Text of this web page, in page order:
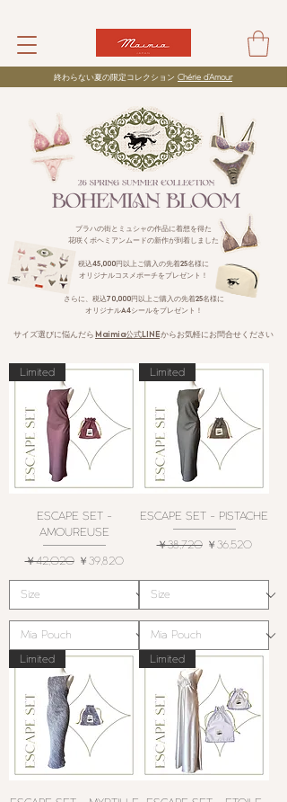
​終わらない夏の限定コレクション Chérie d’Amour
プラハの街とミュシャの作品に着想を得た
花咲くボヘミアンムードの新作が到着しました
税込45,000円以上ご購入の先着25名様に
オリジナルコスメポーチをプレゼント！
さらに、税込70,000円以上ご購入の先着25名様に
​オリジナルA4シールをプレゼント！
サイズ選びに悩んだら Maimia公式LINEからお気軽にお問合せください
Limited
ESCAPE SET -
AMOUREUSE
通常価格
￥42,020 セール価格
￥39,820
Limited
ESCAPE SET - PISTACHE
通常価格
￥38,720 セール価格
￥36,520
Limited Limited